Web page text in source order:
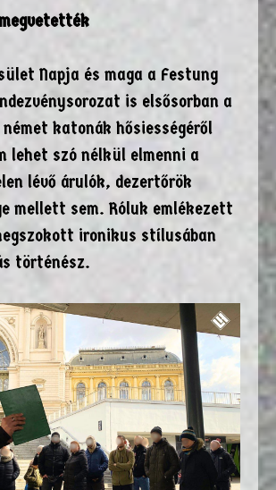
Napja és maga a Festung
is elsősorban a
katonák hősiességéről
lehet szó nélkül elmenni a
lévő árulók, dezertőrök
mellett sem. Róluk emlékezett
ironikus stílusában
történész.